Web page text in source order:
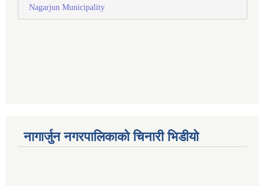
Nagarjun Municipality
नागार्जुन नगरपालिकाको चिनारी भिडीयो